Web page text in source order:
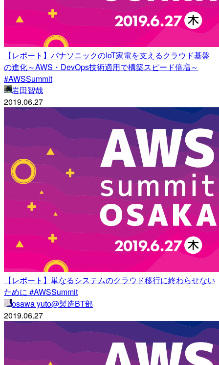
【レポート】パナソニックのIoT家電を支えるクラウド基盤
の進化～AWS・DevOps技術適用で構築スピード倍増～
#AWSSummit
岩田智哉
2019.06.27
【レポート】単なるシステムのクラウド移行に終わらせない
ために #AWSSummit
osawa yuto@製造BT部
2019.06.27